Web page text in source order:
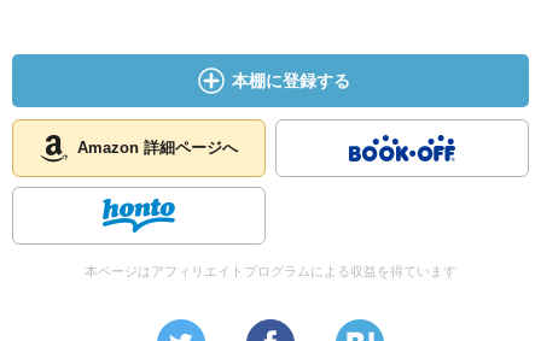
本棚に登録する
Amazon 詳細ページへ
本ページはアフィリエイトプログラムによる収益を得ています